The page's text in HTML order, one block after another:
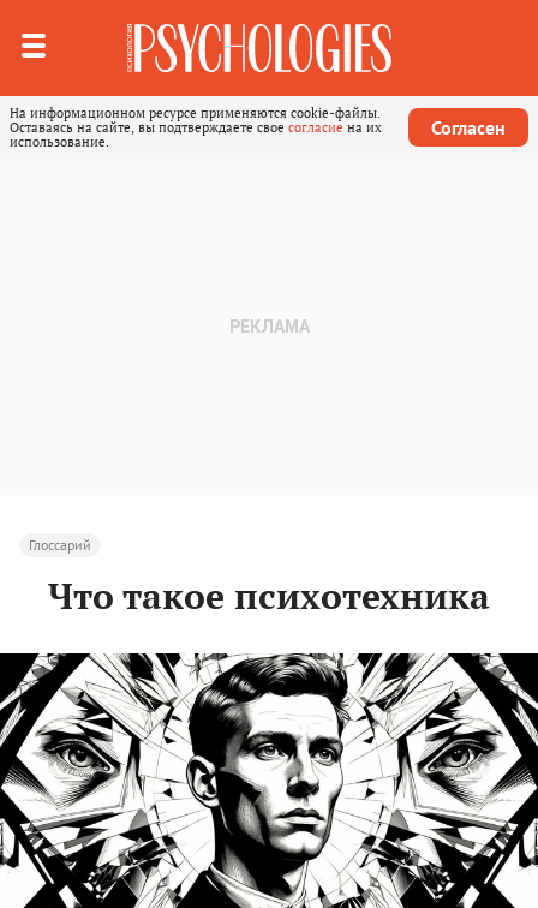
На информационном ресурсе применяются cookie-файлы.
Оставаясь на сайте, вы подтверждаете свое согласие на их
использование.
Согласен
Глоссарий
Что такое психотехника